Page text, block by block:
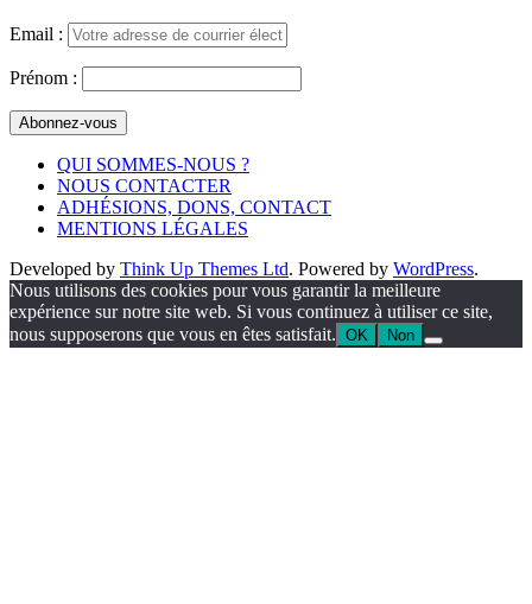
Email :
Prénom :
QUI SOMMES-NOUS ?
NOUS CONTACTER
ADHÉSIONS, DONS, CONTACT
MENTIONS LÉGALES
Developed by Think Up Themes Ltd. Powered by WordPress.
Nous utilisons des cookies pour vous garantir la meilleure
expérience sur notre site web. Si vous continuez à utiliser ce site,
nous supposerons que vous en êtes satisfait. OK Non